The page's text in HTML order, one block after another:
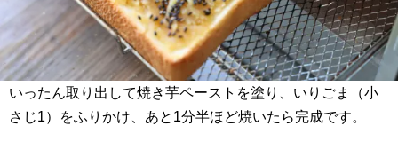
いったん取り出して焼き芋ペーストを塗り、いりごま（小
さじ1）をふりかけ、あと1分半ほど焼いたら完成です。